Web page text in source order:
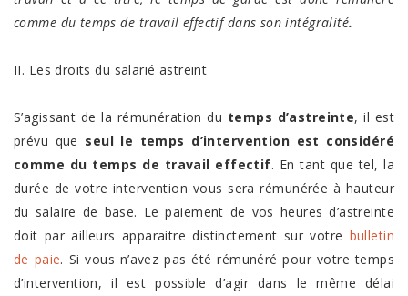
comme du temps de travail effectif dans son intégralité.
II. Les droits du salarié astreint
S’agissant de la rémunération du temps d’astreinte, il est
prévu que seul le temps d’intervention est considéré
comme du temps de travail effectif. En tant que tel, la
durée de votre intervention vous sera rémunérée à hauteur
du salaire de base. Le paiement de vos heures d’astreinte
doit par ailleurs apparaitre distinctement sur votre bulletin
de paie. Si vous n’avez pas été rémunéré pour votre temps
d’intervention, il est possible d’agir dans le même délai